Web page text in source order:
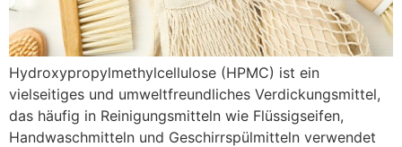
Hydroxypropylmethylcellulose (HPMC) ist ein
vielseitiges und umweltfreundliches Verdickungsmittel,
das häufig in Reinigungsmitteln wie Flüssigseifen,
Handwaschmitteln und Geschirrspülmitteln verwendet